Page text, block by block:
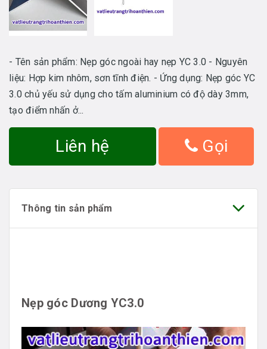
- Tên sản phẩm: Nẹp góc ngoài hay nẹp YC 3.0 - Nguyên
liệu: Hợp kim nhôm, sơn tĩnh điện. - Ứng dụng: Nẹp góc YC
3.0 chủ yếu sử dụng cho tấm aluminium có độ dày 3mm,
tạo điểm nhấn ở...
Liên hệ Gọi
Thông tin sản phẩm
Nẹp góc Dương YC3.0